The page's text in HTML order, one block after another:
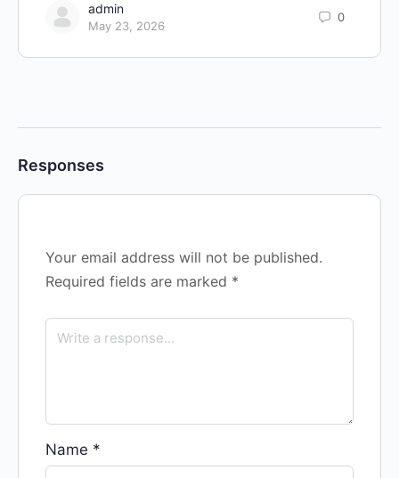
admin
May 23, 2026
0
Responses
Your email address will not be published.
Required fields are marked *
Name *